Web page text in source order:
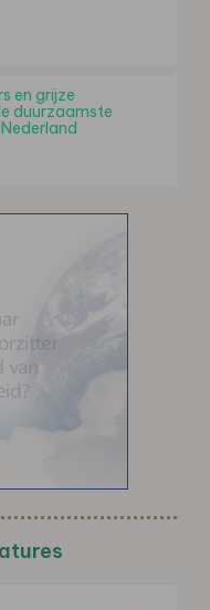
en grijze
duurzaamste